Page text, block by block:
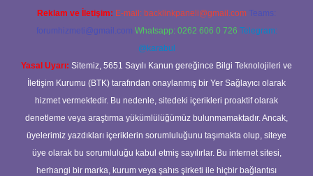
Reklam ve İletişim: E-mail: backlinkpaneli@gmail.com Teams:
forumhizmeti@gmail.com Whatsapp: 0262 606 0 726 Telegram:
@karabul
Yasal Uyarı: Sitemiz, 5651 Sayılı Kanun gereğince Bilgi Teknolojileri ve
İletişim Kurumu (BTK) tarafından onaylanmış bir Yer Sağlayıcı olarak
hizmet vermektedir. Bu nedenle, sitedeki içerikleri proaktif olarak
denetleme veya araştırma yükümlülüğümüz bulunmamaktadır. Ancak,
üyelerimiz yazdıkları içeriklerin sorumluluğunu taşımakta olup, siteye
üye olarak bu sorumluluğu kabul etmiş sayılırlar. Bu internet sitesi,
herhangi bir marka, kurum veya şahıs şirketi ile hiçbir bağlantısı